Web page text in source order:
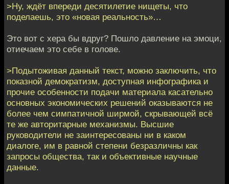
>Ну, ждёт впереди десятилетие нищеты, что
поделаешь, это «новая реальность»…
Это вот с хера бы вдруг? Пошло давление на эмоци,
отиечаем это себе в голове.
>Подытоживая данный текст, можно заключить, что
показной демократизм, доступная инфографика и
прочие особенности подачи материала касательно
основных экономических решений оказываются не
более чем симпатичной ширмой, скрывающей всё
те же авторитарные механизмы. Высшие
руководители не заинтересованы ни в каком
диалоге, им в равной степени безразличны как
запросы общества, так и объективные научные
данные.